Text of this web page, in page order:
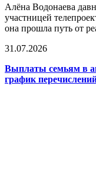
Алёна Водонаева
участницей
она прошла путь от
31.07.2026
Выплаты семьям в
график